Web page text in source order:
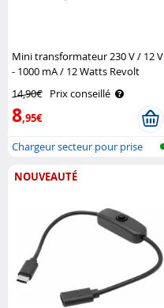
Mini transformateur 230 V / 12 V
- 1000 mA / 12 Watts Revolt
14,90€ Prix conseillé
8,95€
Chargeur secteur pour prise
NOUVEAUTÉ